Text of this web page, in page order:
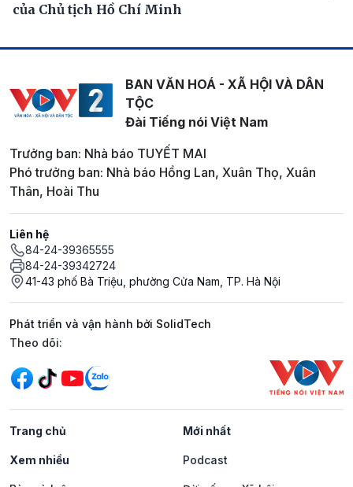
của Chủ tịch Hồ Chí Minh
BAN VĂN HOÁ - XÃ HỘI VÀ DÂN
TỘC
Đài Tiếng nói Việt Nam
Trưởng ban: Nhà báo TUYẾT MAI
Phó trưởng ban: Nhà báo Hồng Lan, Xuân Thọ, Xuân
Thân, Hoài Thu
Liên hệ
84-24-39365555
84-24-39342724
41-43 phố Bà Triệu, phường Cửa Nam, TP. Hà Nội
Phát triển và vận hành bởi SolidTech
Mạng xã hội
Theo dõi:
Trang chủ Mới nhất
Xem nhiều Podcast